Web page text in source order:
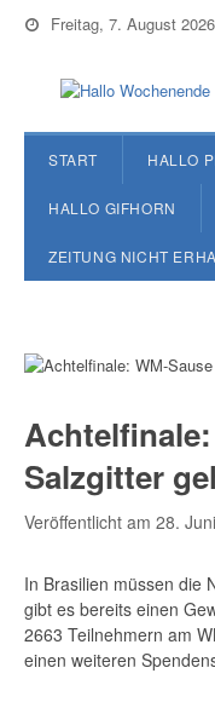
Freitag, 7. August 2026
START HALLO
HALLO GIFHORN
ZEITUNG NICHT
Salzgitter
Veröffentlicht am 28.
In Brasilien müssen die
gibt es bereits einen
2663 Teilnehmern am
einen weiteren